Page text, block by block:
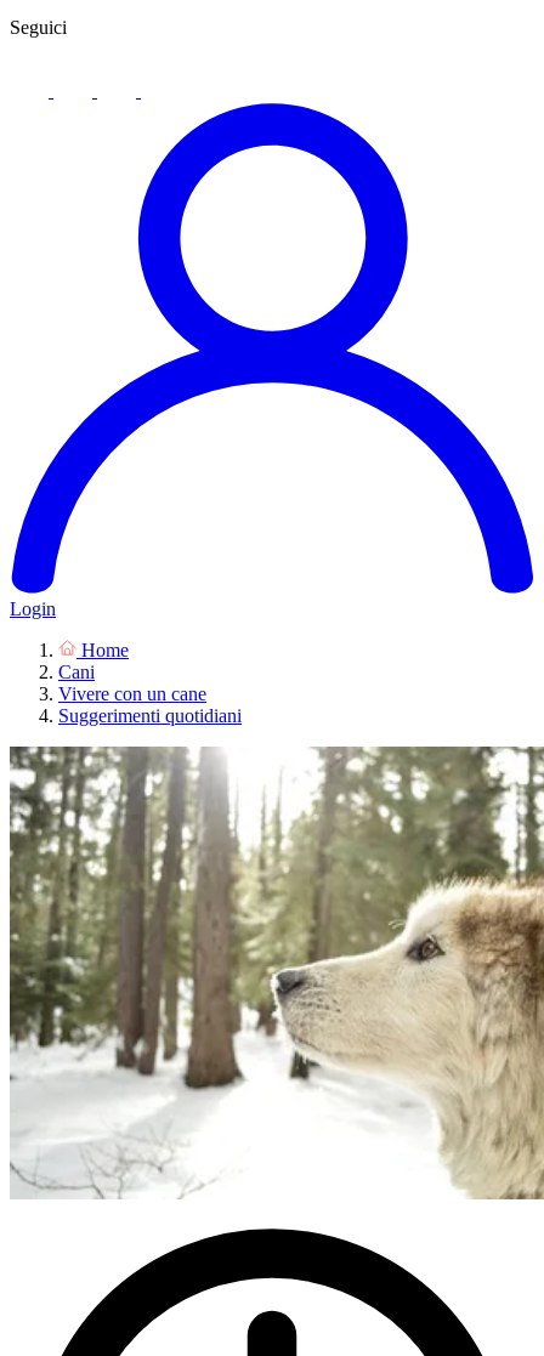
Seguici
Login
Home
Cani
Vivere con un cane
Suggerimenti quotidiani